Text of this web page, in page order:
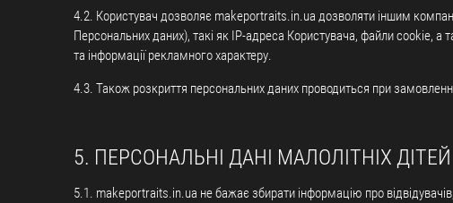
4.2. Користувач дозволяє makeportraits.in.ua дозволяти іншим
Персональних даних), такі як IP-адреса Користувача, файли cookie, а
та інформації рекламного характеру.
4.3. Також розкриття персональних даних проводиться при
5. ПЕРСОНАЛЬНІ ДАНІ МАЛОЛІТНІХ ДІТЕЙ
5.1. makeportraits.in.ua не бажає збирати інформацію про